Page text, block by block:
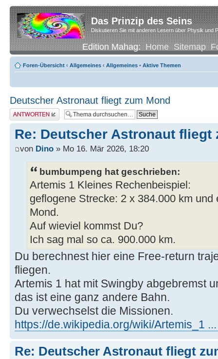
Das Prinzip des Seins
Diskutieren Sie mit anderen Lesern über Physik und
Edition Mahag:Home Sitemap
Foren-Übersicht ‹ Allgemeines ‹ Allgemeines • Aktive Themen
Deutscher Astronaut fliegt zum Mond
Antwort erstellen
Re: Deutscher Astronaut fliegt
von Dino » Mo 16. Mär 2026, 18:20
bumbumpeng hat geschrieben:
Artemis 1 Kleines Rechenbeispiel:
geflogene Strecke: 2 x 384.000 km
Mond.
Auf wieviel kommst Du?
Ich sag mal so ca. 900.000 km.
Du berechnest hier eine Free-return
fliegen.
Artemis 1 hat mit Swingby abgebremst
das ist eine ganz andere Bahn.
Du verwechselst die Missionen.
https://de.wikipedia.org/wiki/Artemis_1
Re: Deutscher Astronaut fliegt